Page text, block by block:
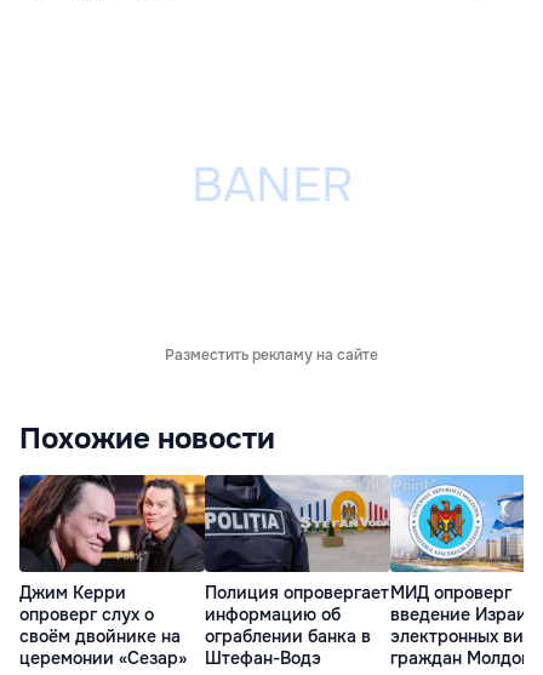
Разместить рекламу на сайте
Похожие новости
Джим Керри
опроверг слух о
своём двойнике на
церемонии «Сезар»
Полиция опровергает
информацию об
ограблении банка в
Штефан-Водэ
МИД опроверг
введение
электронных виз
граждан Молдовы